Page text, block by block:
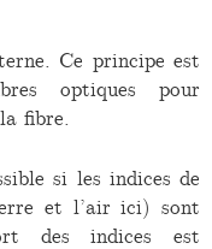
Ce principe est
optiques pour
fibre.
si les indices de
et l’air ici) sont
des indices est